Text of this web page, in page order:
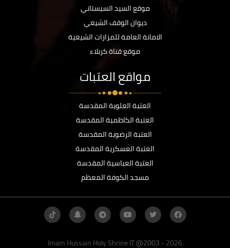
موقع السيد السيستاني
ديوان الوقف الشيعي
الامانة العامة للمزارات الشيعية
موقع قناة كربلاء
مواقع العتبات
العتبة العلوية المقدسة
العتبة الكاظمية المقدسة
العتبة الرضوية المقدسة
العتبة العسكرية المقدسة
العتبة العباسية المقدسة
مسجد الكوفة المعظم
Imam Hussain Holy Shrine IT @2003 - 2026